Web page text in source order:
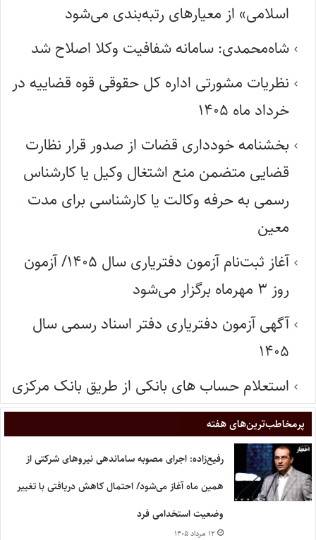
اسلامی» از معیارهای رتبه‌بندی می‌شود
شاه‌محمدی: سامانه شفافیت وکلا اصلاح شد
نظریات مشورتی اداره کل حقوقی قوه قضاییه در
خرداد ماه ۱۴۰۵
بخشنامه خودداری قضات از صدور قرار نظارت
قضایی متضمن منع اشتغال وکیل یا کارشناس
رسمی به حرفه وکالت یا کارشناسی برای مدت
معین
آغاز ثبت‌نام آزمون دفتریاری سال ۱۴۰۵/ آزمون
روز ۳ مهرماه برگزار می‌شود
آگهی آزمون دفتریاری دفتر اسناد رسمی سال
۱۴۰۵
استعلام حساب های بانکی از طریق بانک مرکزی
پر‌مخاطب‌ترین‌های هفته
رفیع‌زاده: اجرای مصوبه ساماندهی نیروهای شرکتی از
همین ماه آغاز می‌شود/ احتمال کاهش دریافتی با تغییر
وضعیت استخدامی فرد
۱۲ مرداد ۱۴۰۵